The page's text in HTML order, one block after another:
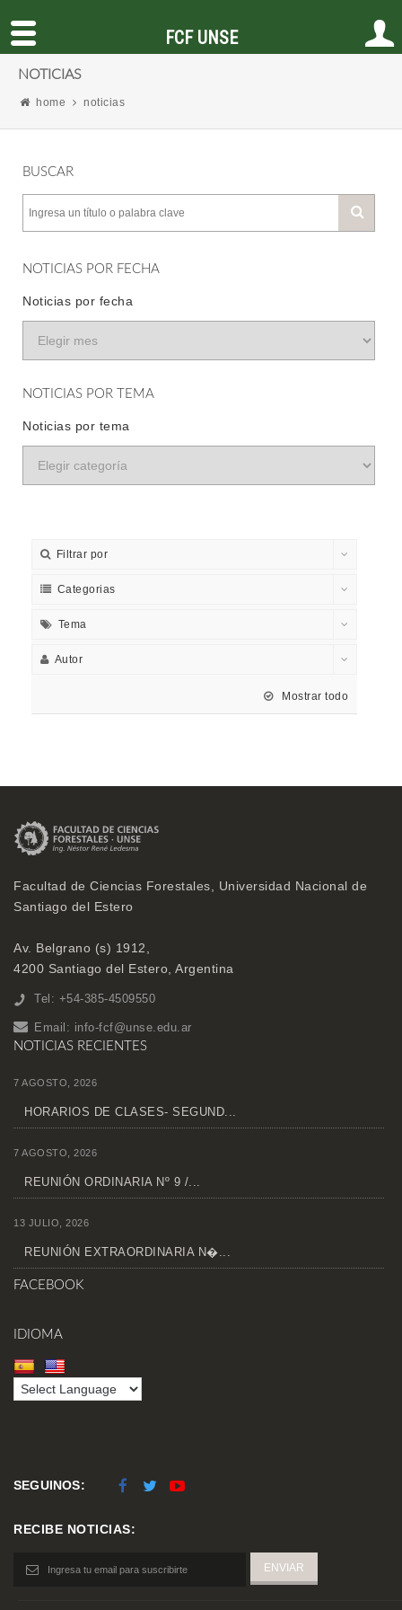
NOTICIAS
home noticias
BUSCAR
NOTICIAS POR FECHA
Noticias por fecha
NOTICIAS POR TEMA
Noticias por tema
Filtrar por
Categorias
Tema
Autor
Mostrar todo
Facultad de Ciencias Forestales, Universidad Nacional de
Santiago del Estero
Av. Belgrano (s) 1912,
4200 Santiago del Estero, Argentina
Tel: +54-385-4509550
Email: info-fcf@unse.edu.ar
NOTICIAS RECIENTES
7 AGOSTO, 2026
HORARIOS DE CLASES- SEGUND...
7 AGOSTO, 2026
REUNIÓN ORDINARIA Nº 9 /...
13 JULIO, 2026
REUNIÓN EXTRAORDINARIA N�...
FACEBOOK
IDIOMA
SEGUINOS:
RECIBE NOTICIAS:
FCF UNSE